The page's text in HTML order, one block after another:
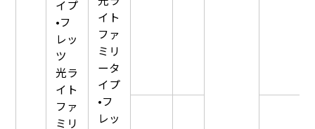
イプ
•フ
レッ
ツ
光ラ
イト
ファ
ミリ
イト
ファ
ミリ
ータ
イプ
•フ
レッ